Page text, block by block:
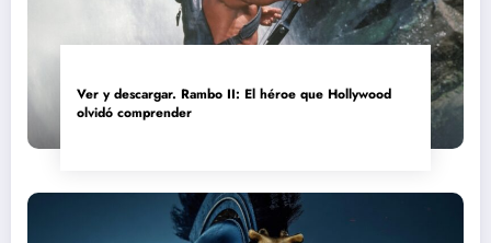
Ver y descargar. Rambo II: El héroe que Hollywood
olvidó comprender